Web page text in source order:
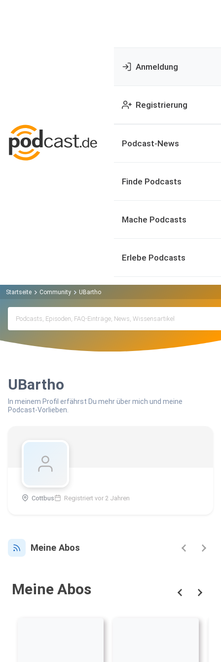
Anmeldung
Registrierung
Podcast-News
Finde Podcasts
Mache Podcasts
Erlebe Podcasts
Startseite Community UBartho
UBartho
In meinem Profil erfährst Du mehr über mich und meine
Podcast-Vorlieben.
Cottbus Registriert vor 2 Jahren
Meine Abos
Meine Abos